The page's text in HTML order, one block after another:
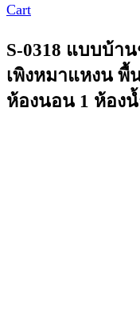
Cart
S-0318 แบบบ้า
เพิงหมาแหงน พื้
ห้องนอน 1 ห้อง